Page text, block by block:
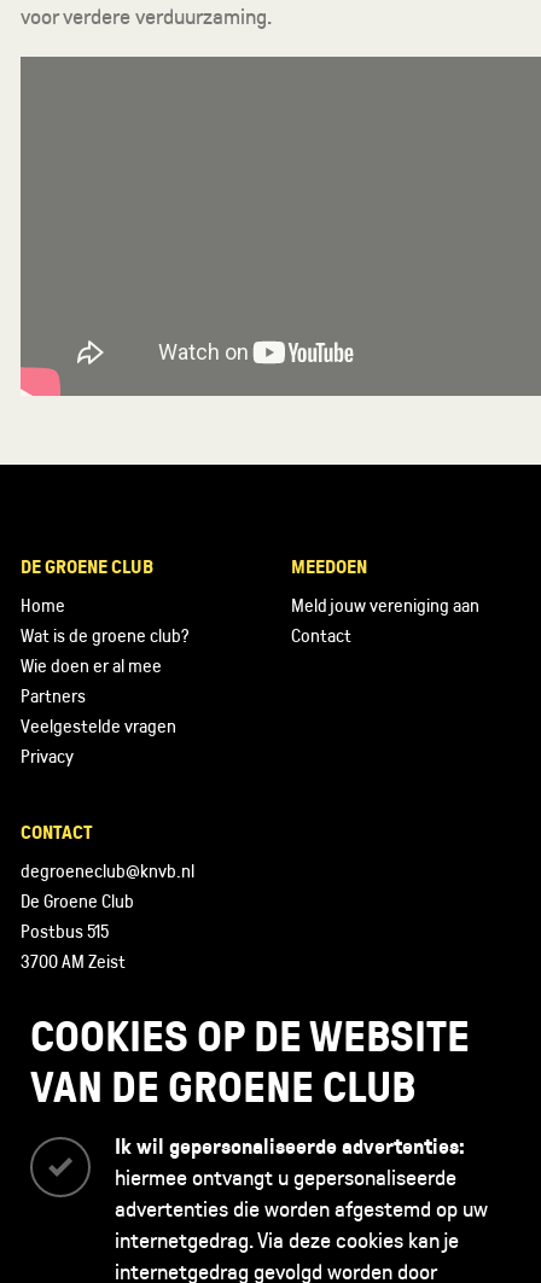
COOKIES OP DE WEBSITE
VAN DE GROENE CLUB
Ik wil gepersonaliseerde advertenties:
hiermee ontvangt u gepersonaliseerde
advertenties die worden afgestemd op uw
internetgedrag. Via deze cookies kan je
internetgedrag gevolgd worden door
voor verdere verduurzaming.
DE GROENE CLUB
Home
Wat is de groene club?
Wie doen er al mee
Partners
Veelgestelde vragen
Privacy
MEEDOEN
Meld jouw vereniging aan
Contact
CONTACT
degroeneclub@knvb.nl
De Groene Club
Postbus 515
3700 AM Zeist
De Groene Club is opgericht door de